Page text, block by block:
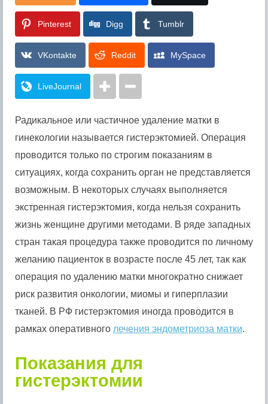
Pinterest Digg Tumblr
VKontakte Reddit MySpace
LiveJournal
Радикальное или частичное удаление матки в
гинекологии называется гистерэктомией. Операция
проводится только по строгим показаниям в
ситуациях, когда сохранить орган не представляется
возможным. В некоторых случаях выполняется
экстренная гистерэктомия, когда нельзя сохранить
жизнь женщине другими методами. В ряде западных
стран такая процедура также проводится по личному
желанию пациенток в возрасте после 45 лет, так как
операция по удалению матки многократно снижает
риск развития онкологии, миомы и гиперплазии
тканей. В РФ гистерэктомия иногда проводится в
рамках оперативного лечения эндометриоза матки.
Показания для
гистерэктомии